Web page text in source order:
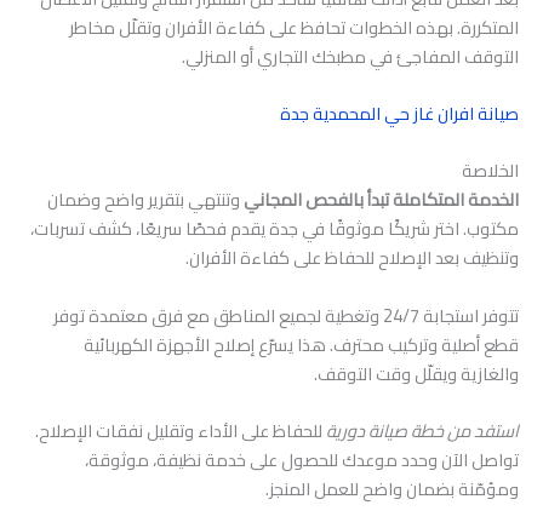
المتكررة. بهذه الخطوات تحافظ على كفاءة الأفران وتقلّل مخاطر
التوقف المفاجئ في مطبخك التجاري أو المنزلي.
صيانة افران غاز حي المحمدية جدة
الخلاصة
الخدمة المتكاملة تبدأ بالفحص المجانيوتنتهي بتقرير واضح وضمان
مكتوب. اختر شريكًا موثوقًا في جدة يقدم فحصًا سريعًا، كشف تسربات،
وتنظيف بعد الإصلاح للحفاظ على كفاءة الأفران.
تتوفر استجابة 24/7 وتغطية لجميع المناطق مع فرق معتمدة توفر
قطع أصلية وتركيب محترف. هذا يسرّع إصلاح الأجهزة الكهربائية
والغازية ويقلّل وقت التوقف.
استفد من خطة صيانة دوريةللحفاظ على الأداء وتقليل نفقات الإصلاح.
تواصل الآن وحدد موعدك للحصول على خدمة نظيفة، موثوقة،
ومؤمّنة بضمان واضح للعمل المنجز.